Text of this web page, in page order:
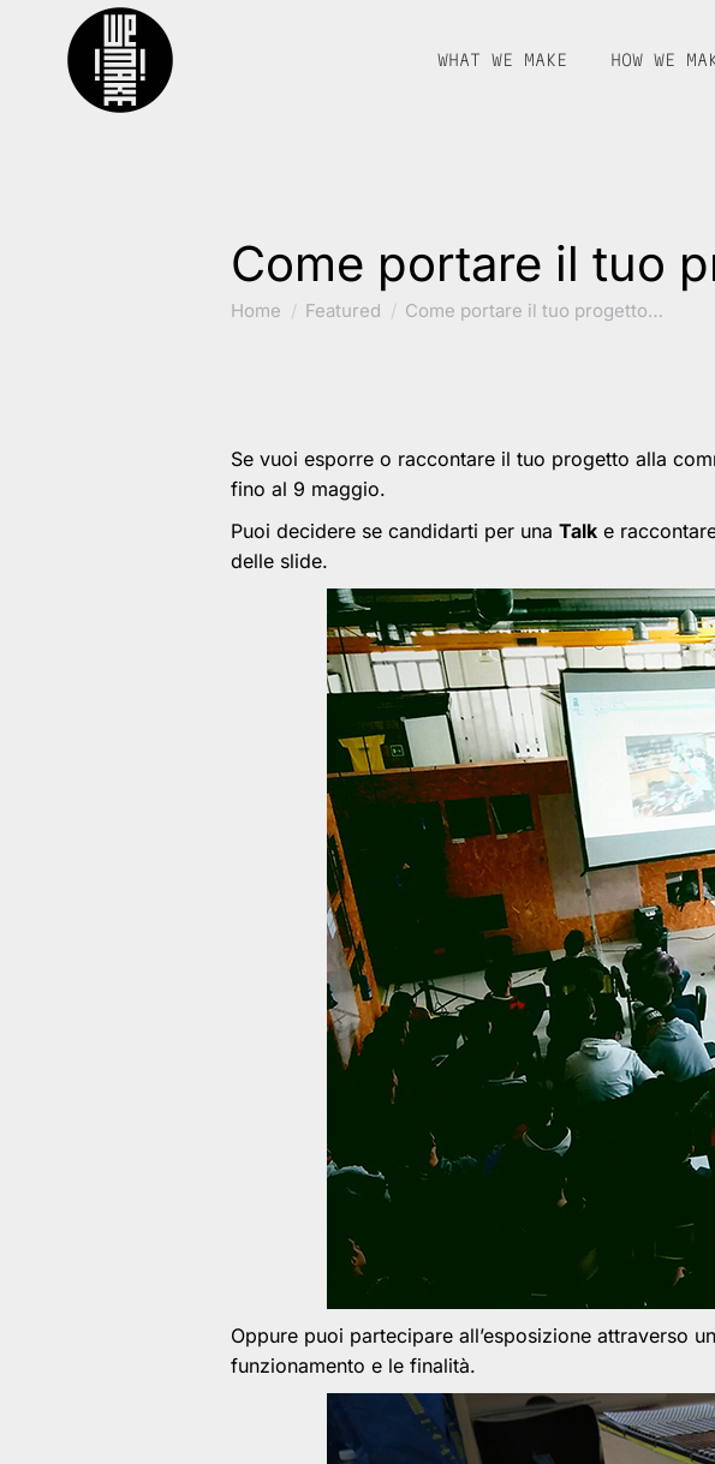
WHAT WE MAKE HOW WE
Come portare il tuo
You are here:
Home Featured Come portare il tuo progetto…
Se vuoi esporre o raccontare il tuo progetto alla
fino al 9 maggio.
Puoi decidere se candidarti per una Talk e
delle slide.
Oppure puoi partecipare all’esposizione attraverso
funzionamento e le finalità.